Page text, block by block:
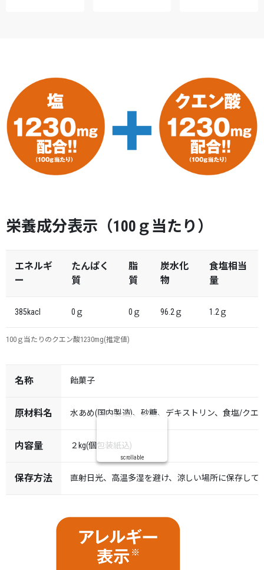
栄養成分表示（100ｇ当たり）
エネルギ
ー
たんぱく
質
脂
質
炭水化
物
食塩相当
量
385kacl 0ｇ 0ｇ 96.2ｇ 1.2ｇ
100ｇ当たりのクエン酸1230mg(推定値)
名称 飴菓子
原材料名 水あめ(国内製造)、砂糖、デキストリン、食塩/クエ
内容量 ２kg(個包装紙込)
保存方法 直射日光、高温多湿を避け、涼しい場所に保存して
scrollable